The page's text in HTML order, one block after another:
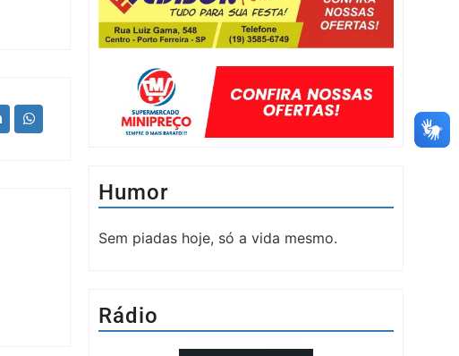
Humor
Sem piadas hoje, só a vida mesmo.
Rádio